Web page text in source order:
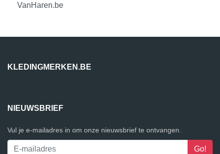
VanHaren.be
KLEDINGMERKEN.BE
NIEUWSBRIEF
Vul je e-mailadres in om onze nieuwsbrief te ontvangen.